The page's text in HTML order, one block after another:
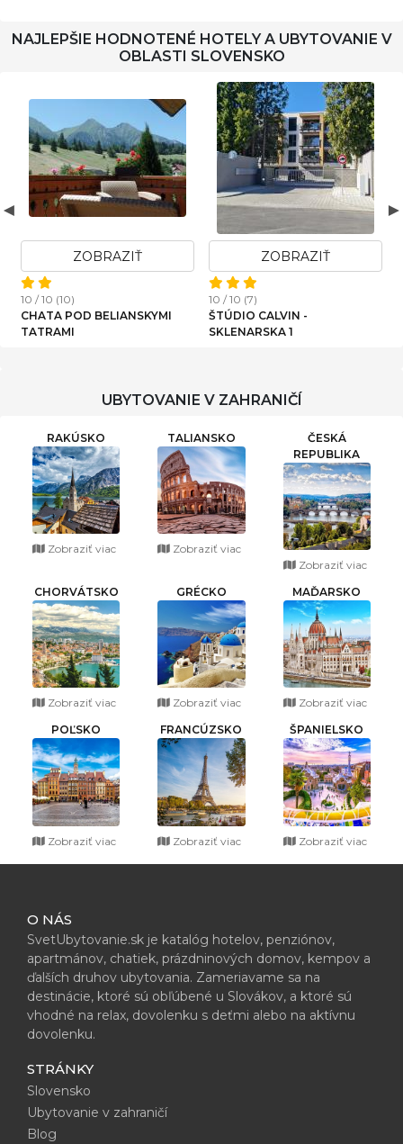
NAJLEPŠIE HODNOTENÉ HOTELY A UBYTOVANIE V
OBLASTI SLOVENSKO
-
1
ZELENÝ DOM
UBYTOVANIE V ZAHRANIČÍ
RAKÚSKO
Zobraziť viac
TALIANSKO
Zobraziť viac
ČESKÁ
REPUBLIKA
Zobraziť viac
CHORVÁTSKO
Zobraziť viac
GRÉCKO
Zobraziť viac
MAĎARSKO
Zobraziť viac
POĽSKO
Zobraziť viac
FRANCÚZSKO
Zobraziť viac
ŠPANIELSKO
Zobraziť viac
O NÁS
SvetUbytovanie.sk je katalóg hotelov, penziónov,
apartmánov, chatiek, prázdninových domov, kempov a
ďalších druhov ubytovania. Zameriavame sa na
destinácie, ktoré sú obľúbené u Slovákov, a ktoré sú
vhodné na relax, dovolenku s deťmi alebo na aktívnu
dovolenku.
STRÁNKY
Slovensko
Ubytovanie v zahraničí
Blog